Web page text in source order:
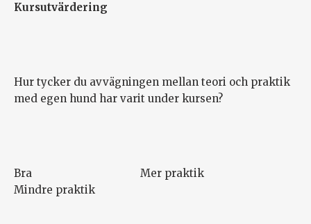
Kursutvärdering
Hur tycker du avvägningen mellan teori och praktik
med egen hund har varit under kursen?
Bra Mer praktik
Mindre praktik